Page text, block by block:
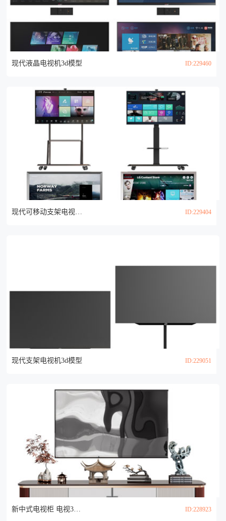
现代液晶电视机3d模型 ID:229460
现代可移动支架电视机3d模型 ID:229404
现代支架电视机3d模型 ID:229051
新中式电视柜 电视3d模型 ID:228923